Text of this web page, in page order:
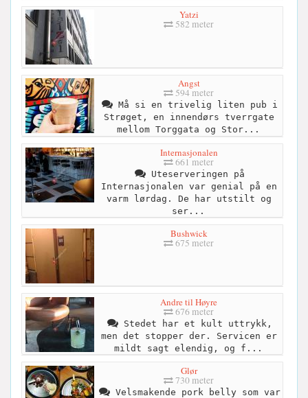
Yatzi
582 meter
Angst
594 meter
Må si en trivelig liten pub i
Strøget, en innendørs tverrgate
mellom Torggata og Stor...
Internasjonalen
661 meter
Uteserveringen på
Internasjonalen var genial på en
varm lørdag. De har utstilt og
ser...
Bushwick
675 meter
Andre til Høyre
676 meter
Stedet har et kult uttrykk,
men det stopper der. Servicen er
mildt sagt elendig, og f...
Glør
730 meter
Velsmakende pork belly som var